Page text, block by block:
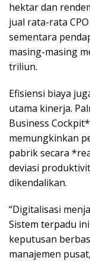
hektar dan
jual rata-rata
sementara
masing-masing
triliun.
Efisiensi biaya
utama kinerja.
Business
memungkinkan
pabrik secara
deviasi
dikendalikan.
“Digitalisasi
Sistem terpadu
keputusan
manajemen